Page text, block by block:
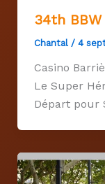
34th
Chantal / 4
Casino
Le Super
Départ pour